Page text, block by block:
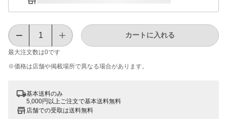
最大注文数は0です
カートに入れる
※価格は​店舗や​掲載場所で​異なる​場合が​あります。
基本送料のみ
5,000円以上ご注文で基本送料無料
店舗での受取は送料無料